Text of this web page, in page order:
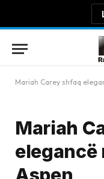
Mariah Carey shfaq
Mariah
elegancë